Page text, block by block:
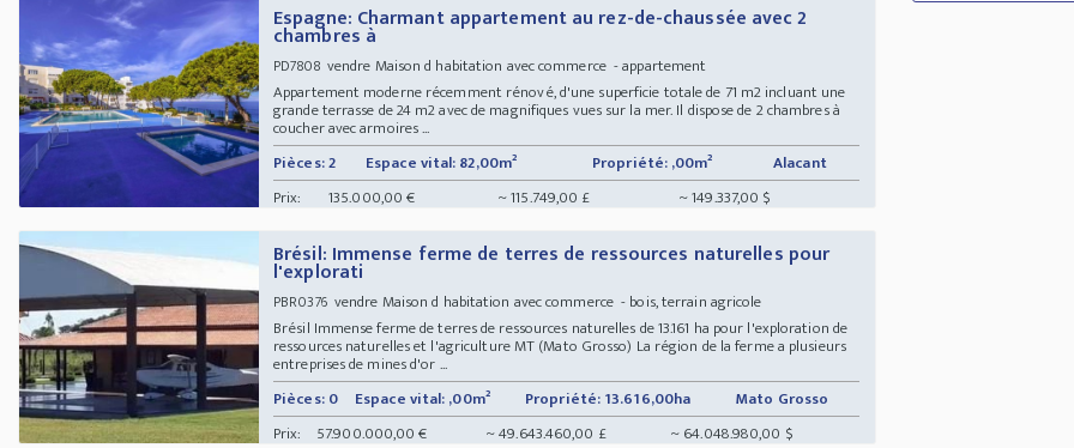
Espagne: Charmant appartement au rez-de-chaussée avec 2
chambres à
PD7808vendre Maison d habitation avec commerce - appartement
Appartement moderne récemment rénové, d'une superficie totale de 71 m2 incluant une
grande terrasse de 24 m2 avec de magnifiques vues sur la mer. Il dispose de 2 chambres à
coucher avec armoires ...
Pièces: 2
Espace vital: 82,00m² Propriété: ,00m²
Alacant
Prix:
135.000,00 € ~ 115.749,00 £ ~ 149.337,00 $
Brésil: Immense ferme de terres de ressources naturelles pour
l'explorati
PBR0376vendre Maison d habitation avec commerce - bois, terrain agricole
Brésil Immense ferme de terres de ressources naturelles de 13.161 ha pour l'exploration de
ressources naturelles et l'agriculture MT (Mato Grosso) La région de la ferme a plusieurs
entreprises de mines d'or ...
Pièces: 0
Espace vital: ,00m² Propriété: 13.616,00ha
Mato Grosso
Prix:
57.900.000,00 € ~ 49.643.460,00 £ ~ 64.048.980,00 $